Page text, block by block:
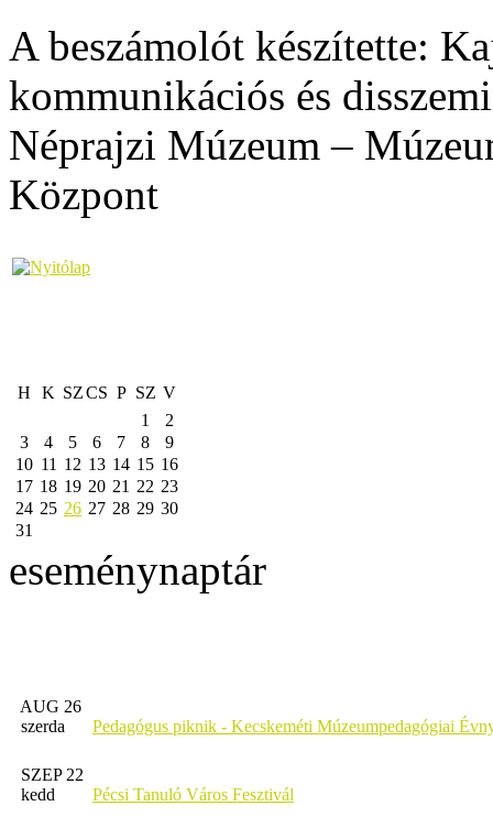
A beszámolót készítette:
kommunikációs és
Néprajzi Múzeum –
Központ
H K SZCS P SZ V
1
2
3
4 5 6 7 8
9
10 11 12 13 14 15 16
17 18 19 20 21 22 23
24 25 26 27 28 29 30
31
eseménynaptár
AUG 26
szerda
Pedagógus piknik - Kecskeméti Múzeumpedagógiai
SZEP 22
kedd
Pécsi Tanuló Város Fesztivál